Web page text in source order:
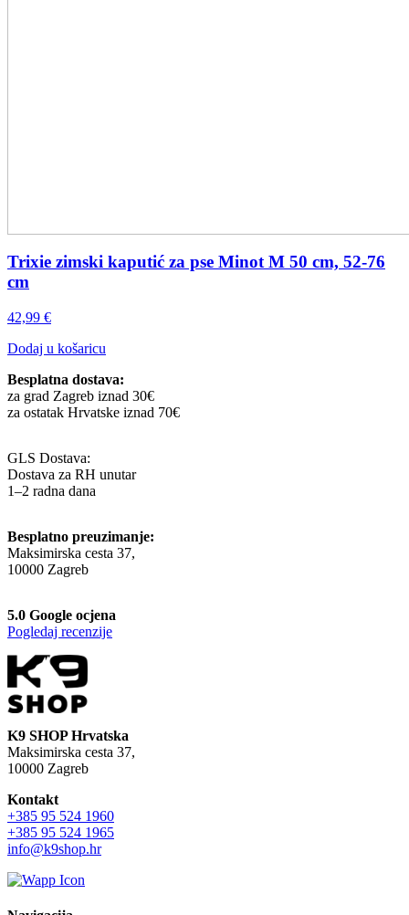
Trixie zimski kaputić za pse Minot M 50 cm, 52-76
cm
42,99 €
Dodaj u košaricu
Besplatna dostava:
za grad Zagreb iznad 30€
za ostatak Hrvatske iznad 70€
GLS Dostava:
Dostava za RH unutar
1–2 radna dana
Besplatno preuzimanje:
Maksimirska cesta 37,
10000 Zagreb
5.0 Google ocjena
Pogledaj recenzije
K9 SHOP Hrvatska
Maksimirska cesta 37,
10000 Zagreb
Kontakt
+385 95 524 1960
+385 95 524 1965
info@k9shop.hr